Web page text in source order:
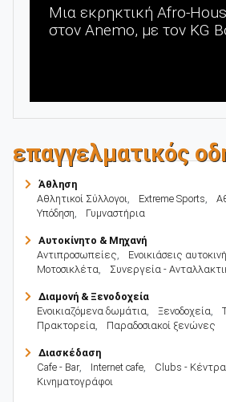
Μια εκρηκτική Afro-
στον Anemo, με τον KG
επαγγελματικός
Άθληση
Αθλητικοί Σύλλογοι, Extreme Sports,
Υπόδηση, Γυμναστήρια
Αυτοκίνητο & Μηχανή
Αντιπροσωπείες, Ενοικιάσεις
Μοτοσικλέτα, Συνεργεία -
Διαμονή & Ξενοδοχεία
Ενοικιαζόμενα δωμάτια, Ξενοδοχεία,
Πρακτορεία, Παραδοσιακοί ξενώνες
Διασκέδαση
Cafe - Bar, Internet cafe, Clubs - Κέντρα
Κινηματογράφοι